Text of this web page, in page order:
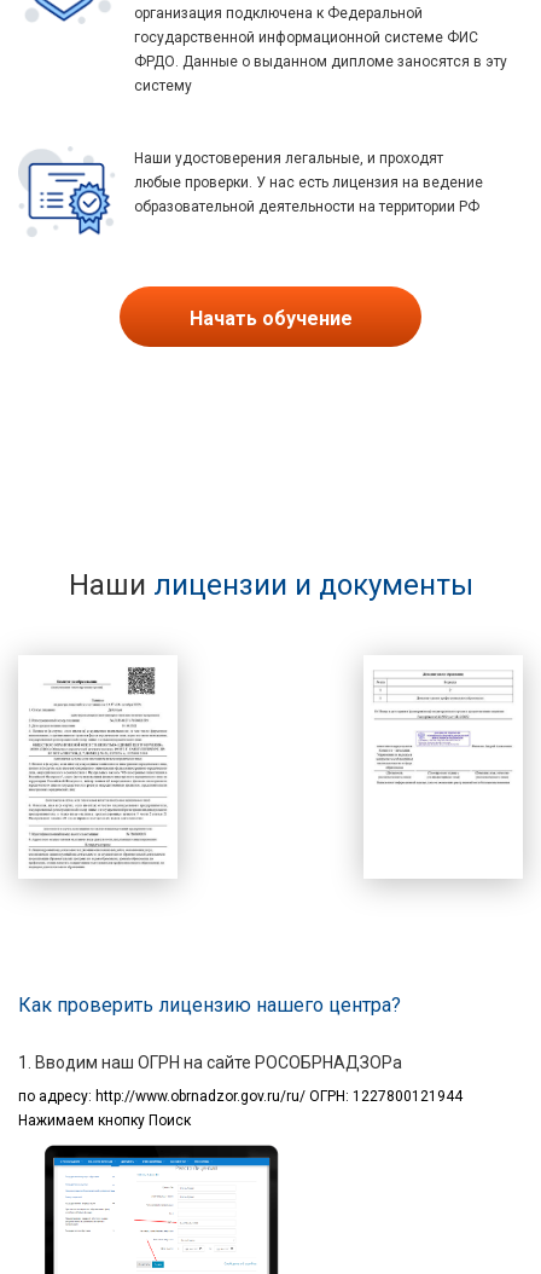
организация подключена к Федеральной
государственной информационной системе ФИС
ФРДО. Данные о выданном дипломе заносятся в эту
систему
Наши удостоверения легальные, и проходят
любые проверки. У нас есть лицензия на ведение
образовательной деятельности на территории РФ
Начать обучение
Наши лицензии и документы
Как проверить лицензию нашего центра?
1. Вводим наш ОГРН на сайте РОСОБРНАДЗОРа
по адресу: http://www.obrnadzor.gov.ru/ru/ ОГРН: 1227800121944
Нажимаем кнопку Поиск